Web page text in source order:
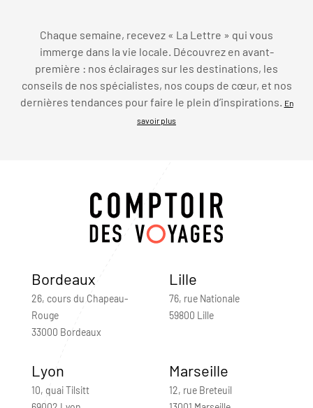
Chaque semaine, recevez « La Lettre » qui vous
immerge dans la vie locale. Découvrez en avant-
première : nos éclairages sur les destinations, les
conseils de nos spécialistes, nos coups de cœur, et nos
dernières tendances pour faire le plein d’inspirations.
En
savoir plus
Bordeaux
26, cours du Chapeau-
Rouge
33000 Bordeaux
Lille
76, rue Nationale
59800 Lille
Lyon
10, quai Tilsitt
Marseille
12, rue Breteuil